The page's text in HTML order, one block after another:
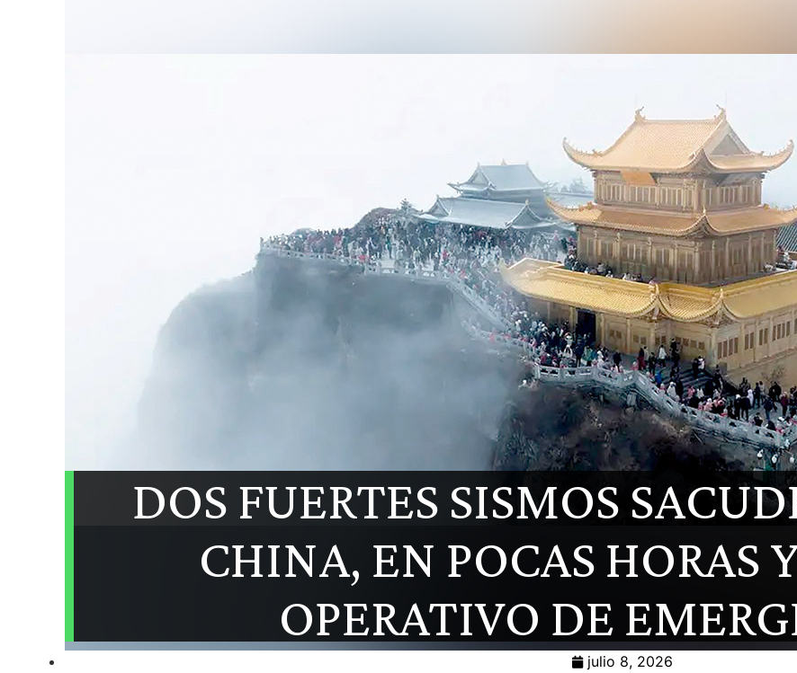
DOS FUERTES SISMOS
CHINA, EN POCAS HORAS
OPERATIVO DE
julio 8, 2026